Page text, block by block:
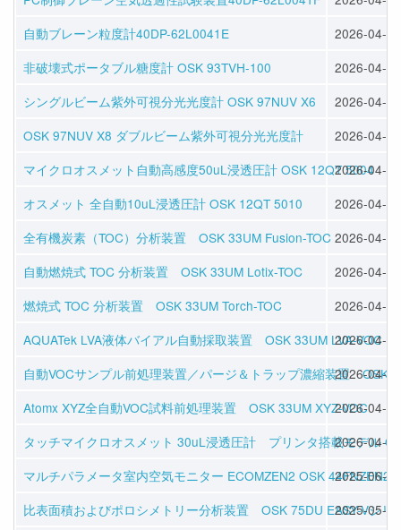
自動ブレーン粒度計40DP-62L0041E
2026-04-28
非破壊式ポータブル糖度計 OSK 93TVH-100
2026-04-22
シングルビーム紫外可視分光光度計 OSK 97NUV X6
2026-04-20
OSK 97NUV X8 ダブルビーム紫外可視分光光度計
2026-04-20
マイクロオスメット自動高感度50uL浸透圧計 OSK 12QT 5004
2026-04-17
オスメット 全自動10uL浸透圧計 OSK 12QT 5010
2026-04-17
全有機炭素（TOC）分析装置 OSK 33UM Fusion-TOC 2026-04-16
自動燃焼式 TOC 分析装置 OSK 33UM Lotix-TOC
2026-04-16
燃焼式 TOC 分析装置 OSK 33UM Torch-TOC
2026-04-16
AQUATek LVA液体バイアル自動採取装置 OSK 33UM LVA-VOC
2026-04-16
自動VOCサンプル前処理装置／パージ＆トラップ濃縮装置 OSK
2026-04-16
Atomx XYZ全自動VOC試料前処理装置 OSK 33UM XYZ-VOC
2026-04-16
タッチマイクロオスメット 30uL浸透圧計 プリンタ搭載モデル
2026-04-16
マルチパラメータ室内空気モニター ECOMZEN2 OSK 44FNZEN2
2025-06-25
比表面積およびポロシメトリー分析装置 OSK 75DU EASY-Vシリ
2025-05-28